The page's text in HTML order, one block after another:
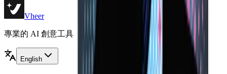
Vheer
專業的 AI 創意工具，用於影像產生、編輯和生產力。
English